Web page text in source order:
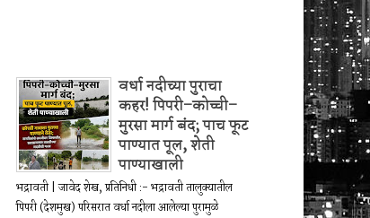
वर्धा नदीच्या पुराचा
कहर! पिपरी–कोच्ची–
मुरसा मार्ग बंद; पाच फूट
पाण्यात पूल, शेती
पाण्याखाली
भद्रावती | जावेद शेख, प्रतिनिधी :- भद्रावती तालुक्यातील
पिपरी (देशमुख) परिसरात वर्धा नदीला आलेल्या पुरामुळे